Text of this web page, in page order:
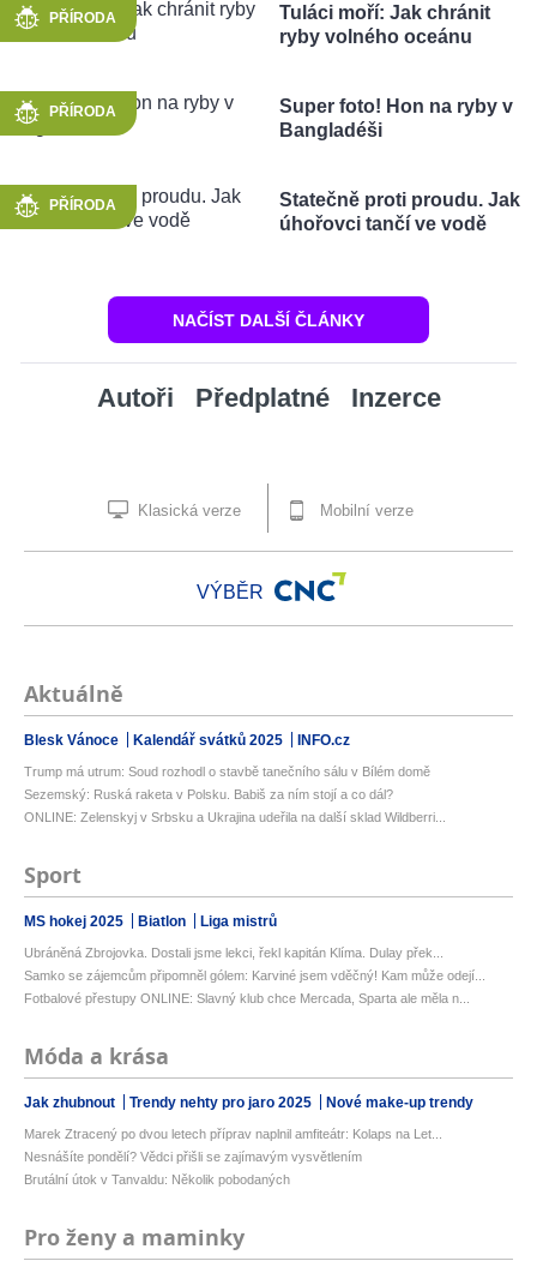
PŘÍRODA
Tuláci moří: Jak chránit
ryby volného oceánu
PŘÍRODA
Super foto! Hon na ryby v
Bangladéši
PŘÍRODA
Statečně proti proudu. Jak
úhořovci tančí ve vodě
NAČÍST DALŠÍ ČLÁNKY
Autoři Předplatné Inzerce
Klasická verze Mobilní verze
VÝBĚR
Aktuálně
Blesk Vánoce Kalendář svátků 2025 INFO.cz
Trump má utrum: Soud rozhodl o stavbě tanečního sálu v Bílém domě
Sezemský: Ruská raketa v Polsku. Babiš za ním stojí a co dál?
ONLINE: Zelenskyj v Srbsku a Ukrajina udeřila na další sklad Wildberri...
Sport
MS hokej 2025 Biatlon Liga mistrů
Ubráněná Zbrojovka. Dostali jsme lekci, řekl kapitán Klíma. Dulay přek...
Samko se zájemcům připomněl gólem: Karviné jsem vděčný! Kam může odejí...
Fotbalové přestupy ONLINE: Slavný klub chce Mercada, Sparta ale měla n...
Móda a krása
Jak zhubnout Trendy nehty pro jaro 2025 Nové make-up trendy
Marek Ztracený po dvou letech příprav naplnil amfiteátr: Kolaps na Let...
Nesnášíte pondělí? Vědci přišli se zajímavým vysvětlením
Brutální útok v Tanvaldu: Několik pobodaných
Pro ženy a maminky